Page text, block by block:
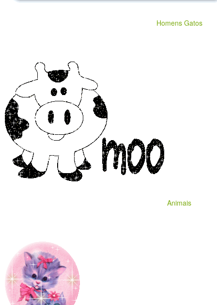
Homens Gatos
Animais